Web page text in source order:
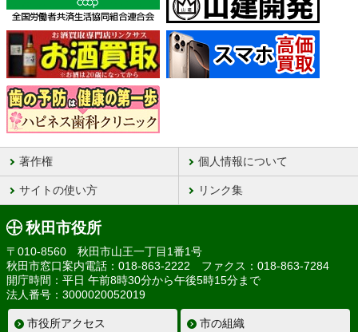
著作権 個人情報について
サイトの使い方 リンク集
秋田市役所
〒010-8560 秋田市山王一丁目1番1号
秋田市窓口案内電話：018-863-2222 ファクス：018-863-7284
開庁時間：平日 午前8時30分から午後5時15分まで
法人番号：3000020052019
市役所アクセス 市の組織